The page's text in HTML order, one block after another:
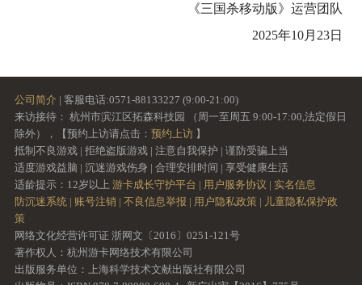
《三国杀移动版》运营团队
2025年10月23日
公司简介 | 客服电话:0571-88133227 (9:00-21:00)
来访接待： 杭州市滨江区拓森科技园 （周一至周五 9:00-17:00,法定假日
除外），【预约上访请点击： 预约上访】
抵制不良游戏 | 拒绝盗版游戏 | 注意自我保护 | 谨防受骗上当
适度游戏益脑 | 沉迷游戏伤身 | 合理安排时间 | 享受健康生活
适龄提示：12岁以上 游卡成长守护平台 | 用户服务协议 | 实名信息
防沉迷系统 | 账号注销 | 不良信息举报 | 用户隐私政策 | 儿童隐私保护政
策
网络文化经营许可证 浙网文〔2016〕0251-121号
著作权人：杭州游卡网络技术有限公司
出版服务单位：上海科学技术文献出版社有限公司